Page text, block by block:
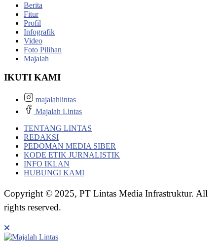
Berita
Fitur
Profil
Infografik
Video
Foto Pilihan
Majalah
IKUTI KAMI
majalahlintas
Majalah Lintas
TENTANG LINTAS
REDAKSI
PEDOMAN MEDIA SIBER
KODE ETIK JURNALISTIK
INFO IKLAN
HUBUNGI KAMI
Copyright © 2025, PT Lintas Media Infrastruktur. All
rights reserved.